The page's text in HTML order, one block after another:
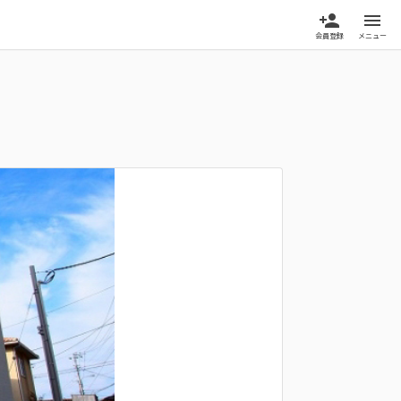
person_add
会員登録
menu
メニュー